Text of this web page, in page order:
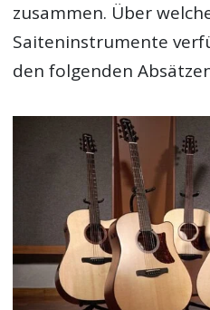
zusammen. Über
Saiteninstrumente
den folgenden